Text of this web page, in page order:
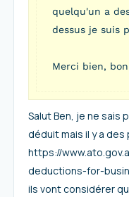
quelqu'un a
dessus je suis
Merci bien,
Salut Ben, je ne sais
déduit mais il y a des
https://
deductions-for-
ils vont considérer